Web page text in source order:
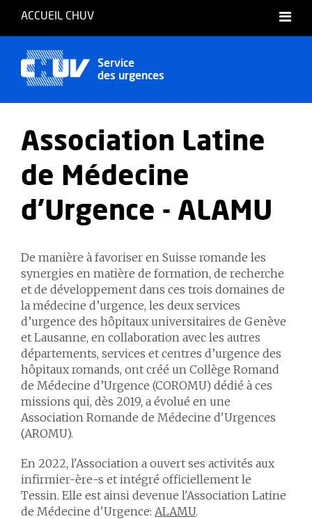
ACCUEIL CHUV
Service
des urgences
Association Latine
de Médecine
d'Urgence - ALAMU
De manière à favoriser en Suisse romande les
synergies en matière de formation, de recherche
et de développement dans ces trois domaines de
la médecine d’urgence, les deux services
d’urgence des hôpitaux universitaires de Genève
et Lausanne, en collaboration avec les autres
départements, services et centres d’urgence des
hôpitaux romands, ont créé un Collège Romand
de Médecine d’Urgence (COROMU) dédié à ces
missions qui, dès 2019, a évolué en une
Association Romande de Médecine d'Urgences
(AROMU).
En 2022, l'Association a ouvert ses activités aux
infirmier-ère-s et intégré officiellement le
Tessin. Elle est ainsi devenue l'Association Latine
de Médecine d'Urgence: ALAMU.